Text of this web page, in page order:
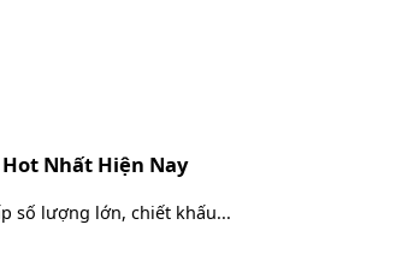
Hot Nhất Hiện Nay
số lượng lớn, chiết khấu...